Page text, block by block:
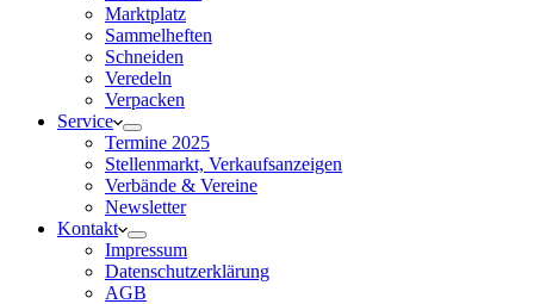
Marktplatz
Sammelheften
Schneiden
Veredeln
Verpacken
Service
Termine 2025
Stellenmarkt, Verkaufsanzeigen
Verbände & Vereine
Newsletter
Kontakt
Impressum
Datenschutzerklärung
AGB